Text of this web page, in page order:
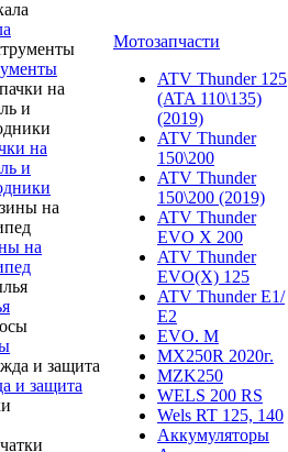
на
и
на
и защита
Мотозапчасти
ATV Thunder 125
(ATA 110\135)
(2019)
ATV Thunder
150\200
ATV Thunder
150\200 (2019)
ATV Thunder
EVO X 200
ATV Thunder
EVO(X) 125
ATV Thunder Е1/
Е2
EVO. M
MX250R 2020г.
MZK250
WELS 200 RS
Wels RT 125, 140
Аккумуляторы